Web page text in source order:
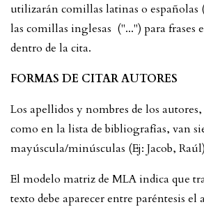
utilizarán comillas latinas o españolas
las comillas inglesas ("...") para frases
dentro de la cita.
FORMAS DE CITAR AUTORES
Los apellidos y nombres de los
como en la lista de bibliografías, van
mayúscula/minúsculas (Ej: Jacob, Raúl)
El modelo matriz de MLA indica que
texto debe aparecer entre paréntesis